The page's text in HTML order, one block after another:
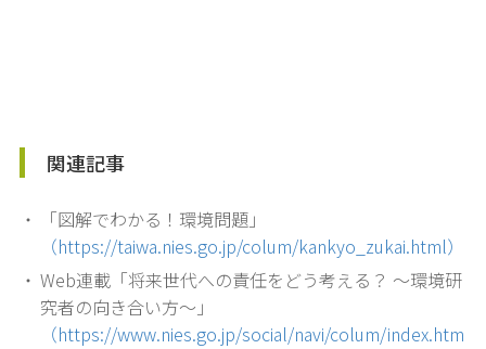
関連記事
・
「図解でわかる！環境問題」
（https://taiwa.nies.go.jp/colum/kankyo_zukai.html）
・ Web連載「将来世代への責任をどう考える？ ～環境研
究者の向き合い方～」
（https://www.nies.go.jp/social/navi/colum/index.htm